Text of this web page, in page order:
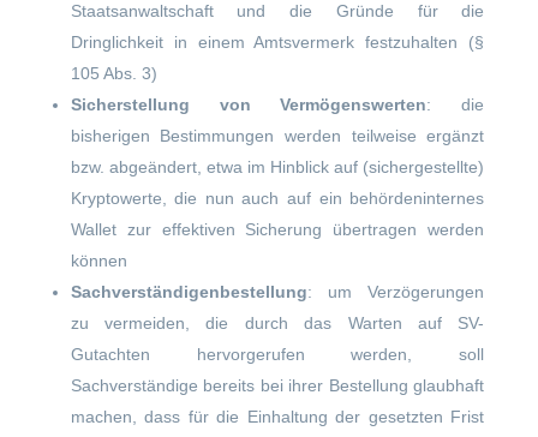
Staatsanwaltschaft und die Gründe für die
Dringlichkeit in einem Amtsvermerk festzuhalten (§
105 Abs. 3)
Sicherstellung von Vermögenswerten: die
bisherigen Bestimmungen werden teilweise ergänzt
bzw. abgeändert, etwa im Hinblick auf (sichergestellte)
Kryptowerte, die nun auch auf ein behördeninternes
Wallet zur effektiven Sicherung übertragen werden
können
Sachverständigenbestellung: um Verzögerungen
zu vermeiden, die durch das Warten auf SV-
Gutachten hervorgerufen werden, soll
Sachverständige bereits bei ihrer Bestellung glaubhaft
machen, dass für die Einhaltung der gesetzten Frist